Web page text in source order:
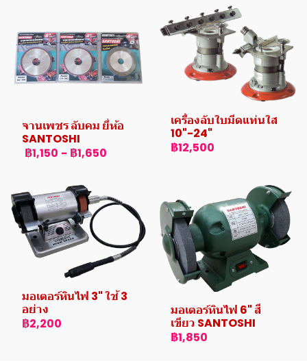
จานเพชร ลับคม ยี่ห้อ
SANTOSHI
฿1,150 - ฿1,650
เครื่องลับใบมีดแท่นใส
10"-24"
฿12,500
มอเตอร์หินไฟ 3" ใช้ 3
อย่าง
฿2,200
มอเตอร์หินไฟ 6" สี
เขียว SANTOSHI
฿1,850